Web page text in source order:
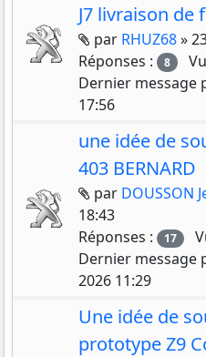
J7 livraison de
Pièces jointes
par RHUZ68»
Réponses :
8
Dernier message
17:56
une idée de
403 BERNARD
Pièces jointes
par DOUSSON
18:43
Réponses :
17
Dernier message
2026 11:29
Une idée de
prototype Z9